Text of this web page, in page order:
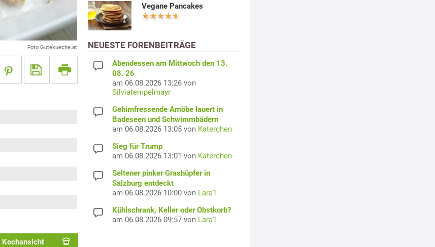
Foto Gutekueche.at
Kochansicht
Vegane Pancakes
NEUESTE FORENBEITRÄGE
Abendessen am Mittwoch den 13.
08. 26
am 06.08.2026 13:26 von
Silviatempelmayr
Gehirnfressende Amöbe lauert in
Badeseen und Schwimmbädern
am 06.08.2026 13:05 von Katerchen
Sieg für Trump
am 06.08.2026 13:01 von Katerchen
Seltener pinker Grashüpfer in
Salzburg entdeckt
am 06.08.2026 10:00 von Lara1
Kühlschrank, Keller oder Obstkorb?
am 06.08.2026 09:57 von Lara1